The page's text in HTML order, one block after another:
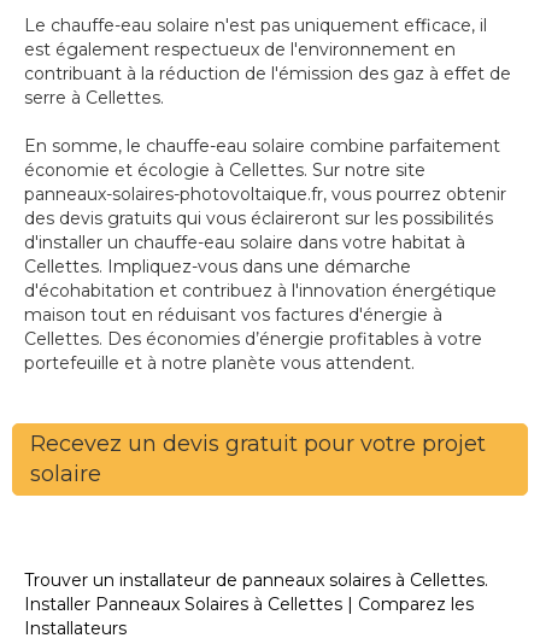
Le chauffe-eau solaire n'est pas uniquement efficace, il
est également respectueux de l'environnement en
contribuant à la réduction de l'émission des gaz à effet de
serre à Cellettes.
En somme, le chauffe-eau solaire combine parfaitement
économie et écologie à Cellettes. Sur notre site
panneaux-solaires-photovoltaique.fr, vous pourrez obtenir
des devis gratuits qui vous éclaireront sur les possibilités
d'installer un chauffe-eau solaire dans votre habitat à
Cellettes. Impliquez-vous dans une démarche
d'écohabitation et contribuez à l'innovation énergétique
maison tout en réduisant vos factures d'énergie à
Cellettes. Des économies d’énergie profitables à votre
portefeuille et à notre planète vous attendent.
Recevez un devis gratuit pour votre projet
solaire
Trouver un installateur de panneaux solaires à Cellettes.
Installer Panneaux Solaires à Cellettes | Comparez les
Installateurs